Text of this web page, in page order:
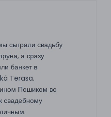
сыграли свадьбу
а сразу
банкет в
Terasa.
Пошиком во
свадебному